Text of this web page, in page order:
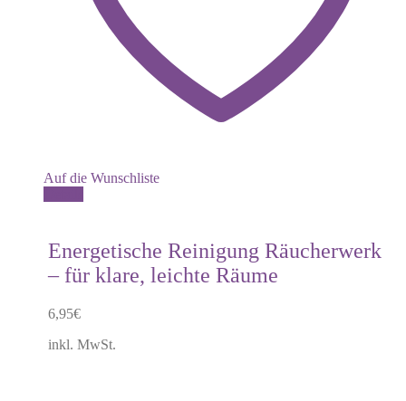
Auf die Wunschliste
Energetische Reinigung Räucherwerk
– für klare, leichte Räume
6,95€
inkl. MwSt.